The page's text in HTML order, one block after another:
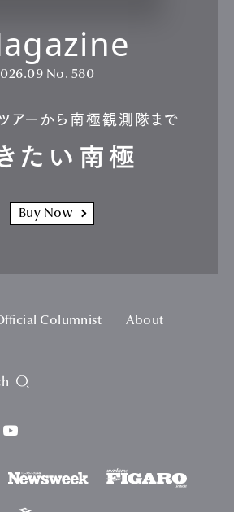
No. 580
アーから南極観測隊まで
たい南極
Buy Now
Columnist
About